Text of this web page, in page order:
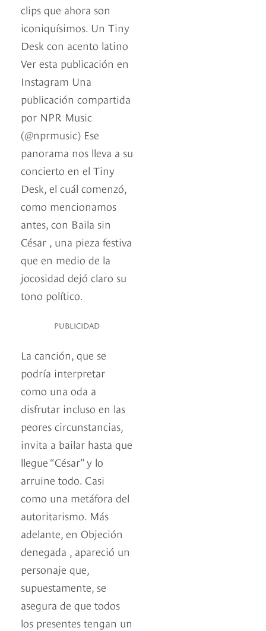
clips que ahora son
iconiquísimos. Un Tiny
Desk con acento latino
Ver esta publicación en
Instagram Una
publicación compartida
por NPR Music
(@nprmusic) Ese
panorama nos lleva a su
concierto en el Tiny
Desk, el cuál comenzó,
como mencionamos
antes, con Baila sin
César , una pieza festiva
que en medio de la
jocosidad dejó claro su
tono político.
PUBLICIDAD
La canción, que se
podría interpretar
como una oda a
disfrutar incluso en las
peores circunstancias,
invita a bailar hasta que
llegue “César” y lo
arruine todo. Casi
como una metáfora del
autoritarismo. Más
adelante, en Objeción
denegada , apareció un
personaje que,
supuestamente, se
asegura de que todos
los presentes tengan un